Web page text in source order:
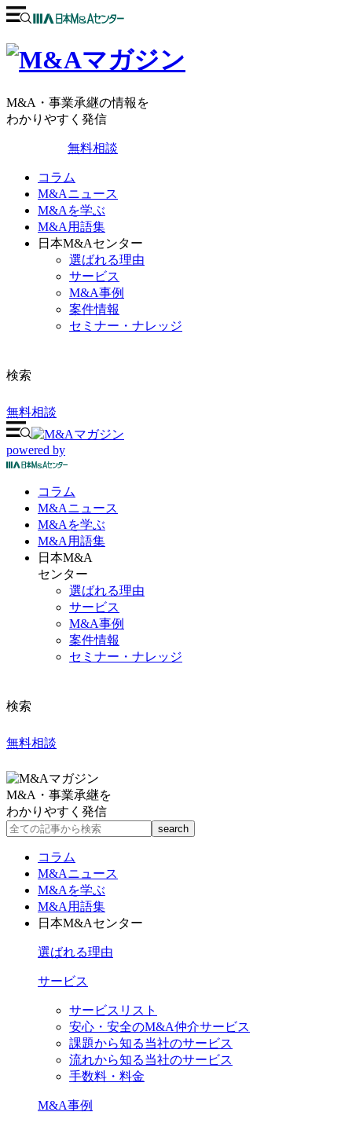
M&A・事業承継の情報を
わかりやすく発信
無料相談
コラム
M&Aニュース
M&Aを学ぶ
M&A用語集
日本M&Aセンター
選ばれる理由
サービス
M&A事例
案件情報
セミナー・ナレッジ
検索
無料相談
powered by
コラム
M&Aニュース
M&Aを学ぶ
M&A 用語集
日本M&A
センター
選ばれる理由
サービス
M&A事例
案件情報
セミナー・ナレッジ
検索
無料相談
M&A・事業承継を
わかりやすく発信
コラム
M&Aニュース
M&Aを学ぶ
M&A用語集
日本M&Aセンター
選ばれる理由
サービス
サービスリスト
安心・安全のM&A仲介サービス
課題から知る当社のサービス
流れから知る当社のサービス
手数料・料金
M&A事例